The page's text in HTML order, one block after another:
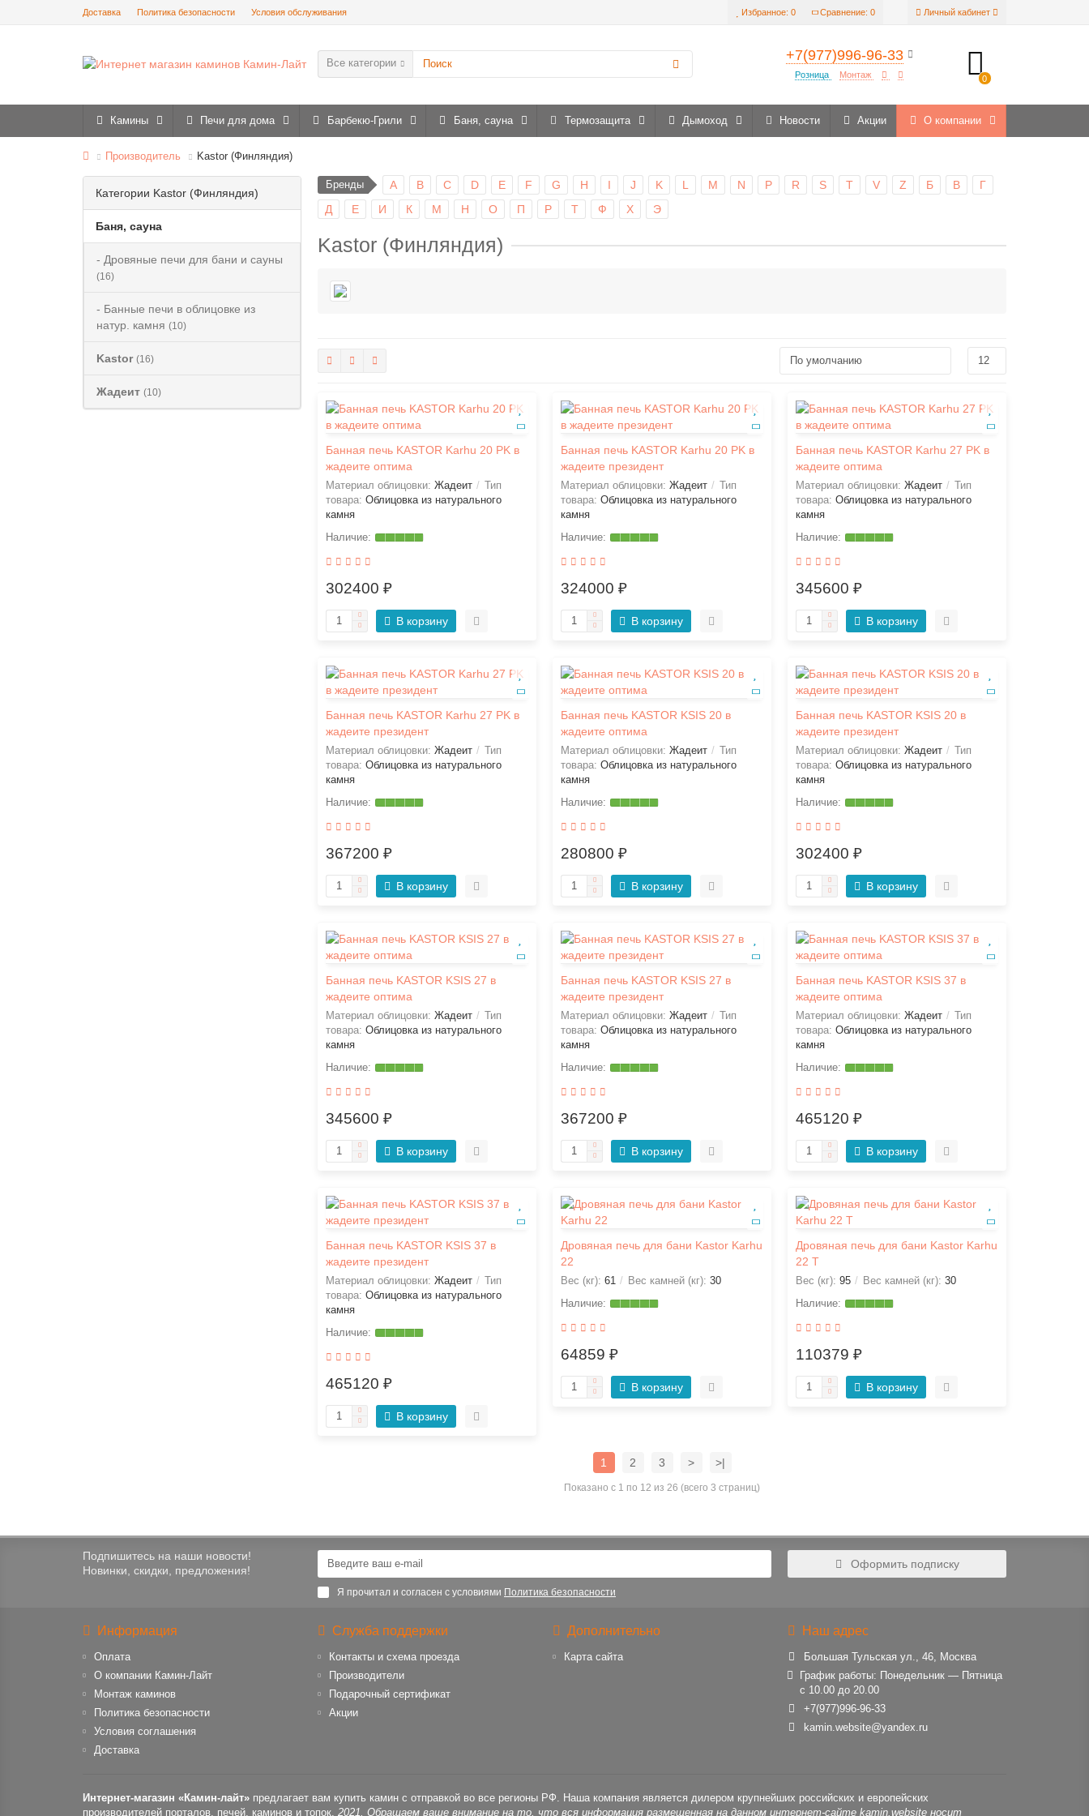
Личный кабинет
Сравнение: 0
Избранное: 0
Доставка Политика безопасности Условия обслуживания
+7(977)996-96-33
Розница Монтаж 0
Все категории
Камины Печи для дома Барбекю-Грили Баня, сауна Термозащита Дымоход Новости Акции О компании
Производитель Kastor (Финляндия)
Категории Kastor (Финляндия)
Баня, сауна
- Дровяные печи для бани и сауны
(16)
- Банные печи в облицовке из
натур. камня (10)
Kastor (16)
Жадеит (10)
Бренды A B C D E F G H I J K L M N P R S T V Z Б В
Г
Д
Е И К М Н О П Р Т Ф Х Э
Kastor (Финляндия)
Банная печь KASTOR Karhu 20 PK в
жадеите оптима
Материал облицовки: Жадеит
Тип
товара: Облицовка из натурального
камня
302400 ₽
В корзину
Банная печь KASTOR Karhu 20 PK в
жадеите президент
Материал облицовки: Жадеит
Тип
товара: Облицовка из натурального
камня
324000 ₽
В корзину
Банная печь KASTOR Karhu 27 PK в
жадеите оптима
Материал облицовки: Жадеит
Тип
товара: Облицовка из натурального
камня
345600 ₽
В корзину
Банная печь KASTOR Karhu 27 PK в
жадеите президент
Материал облицовки: Жадеит
Тип
товара: Облицовка из натурального
камня
367200 ₽
В корзину
Банная печь KASTOR KSIS 20 в
жадеите оптима
Материал облицовки: Жадеит
Тип
товара: Облицовка из натурального
камня
280800 ₽
В корзину
Банная печь KASTOR KSIS 20 в
жадеите президент
Материал облицовки: Жадеит
Тип
товара: Облицовка из натурального
камня
302400 ₽
В корзину
Банная печь KASTOR KSIS 27 в
жадеите оптима
Материал облицовки: Жадеит
Тип
товара: Облицовка из натурального
камня
345600 ₽
В корзину
Банная печь KASTOR KSIS 27 в
жадеите президент
Материал облицовки: Жадеит
Тип
товара: Облицовка из натурального
камня
367200 ₽
В корзину
Банная печь KASTOR KSIS 37 в
жадеите оптима
Материал облицовки: Жадеит
Тип
товара: Облицовка из натурального
камня
465120 ₽
В корзину
Банная печь KASTOR KSIS 37 в
жадеите президент
Материал облицовки: Жадеит
Тип
товара: Облицовка из натурального
камня
465120 ₽
В корзину
Дровяная печь для бани Kastor Karhu
22
Вес (кг): 61 Вес камней (кг): 30
64859 ₽
В корзину
Дровяная печь для бани Kastor Karhu
22 T
Вес (кг): 95 Вес камней (кг): 30
110379 ₽
В корзину
1 2 3 > >|
Показано с 1 по 12 из 26 (всего 3 страниц)
Подпишитесь на наши новости!
Новинки, скидки, предложения!
Я прочитал и согласен с условиями Политика безопасности
Оформить подписку
Информация
Оплата
О компании Камин-Лайт
Монтаж каминов
Политика безопасности
Условия соглашения
Доставка
Служба поддержки
Контакты и схема проезда
Производители
Подарочный сертификат
Акции
Дополнительно
Карта сайта
Наш адрес
Большая Тульская ул., 46, Москва
График работы: Понедельник — Пятница
с 10.00 до 20.00
+7(977)996-96-33
kamin.website@yandex.ru
Интернет-магазин «Камин-лайт» предлагает вам купить камин с отправкой во все регионы РФ. Наша компания является дилером крупнейших российских и европейских
производителей порталов, печей, каминов и топок. 2021, Обращаем ваше внимание на то, что вся информация размещенная на данном интернет-сайте kamin.website носит